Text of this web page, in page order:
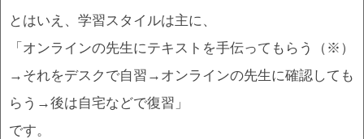
とはいえ、学習スタイルは主に、
「オンラインの先生にテキストを手伝ってもらう（※）
→それをデスクで自習→オンラインの先生に確認しても
らう→後は自宅などで復習」
です。